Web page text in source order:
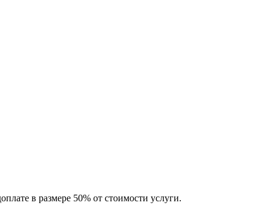
в размере 50% от стоимости услуги.